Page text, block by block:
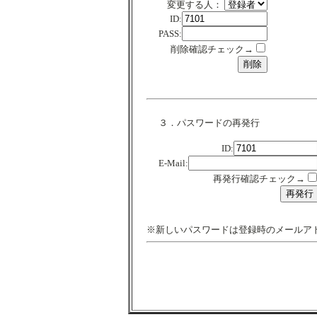
変更する人：
ID:
PASS:
削除確認チェック→
３．パスワードの再発行
ID:
E-Mail:
再発行確認チェック→
※新しいパスワードは登録時のメールア